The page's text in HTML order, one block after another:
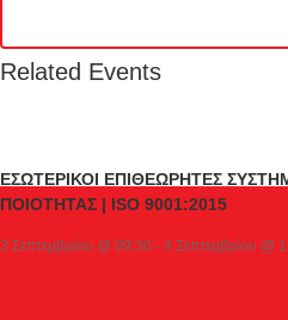
Related Events
ΕΣΩΤΕΡΙΚΟΙ ΕΠΙΘΕΩΡΗΤΕΣ
ΠΟΙΟΤΗΤΑΣ | ISO 9001:2015
3 Σεπτεμβρίου @ 09:30 - 4 Σεπτεμβρίου @